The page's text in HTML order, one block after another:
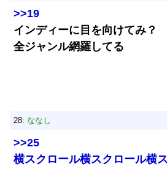
>>19
インディーに目を向けてみ？
全ジャンル網羅してる
28: ななし
>>25
横スクロール横スクロール横